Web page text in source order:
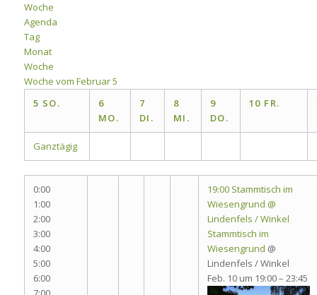
Woche
Agenda
Tag
Monat
Woche
Woche vom Februar 5
5 SO.
6
MO.
7
DI.
8
MI.
9
DO.
10 FR.
Ganztägig
0:00
1:00
2:00
3:00
4:00
5:00
6:00
19:00 Stammtisch im
Wiesengrund @
Lindenfels / Winkel
Stammtisch im
Wiesengrund @
Lindenfels / Winkel
Feb. 10 um 19:00 – 23:45